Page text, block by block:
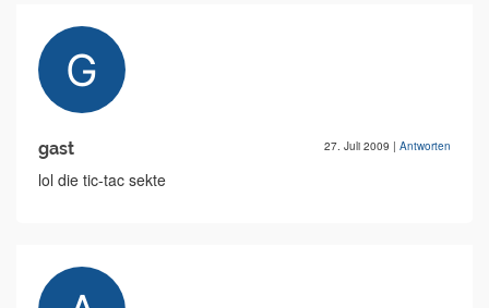
gast 27. Juli 2009 | Antworten
lol die tic-tac sekte